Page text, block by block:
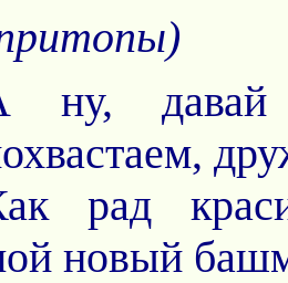
ну, давай
рад
новый